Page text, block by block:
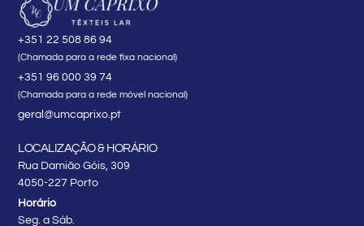
+351 22 508 86 94
(Chamada para a rede fixa nacional)
+351 96 000 39 74
(Chamada para a rede móvel nacional)
geral@umcaprixo.pt
LOCALIZAÇÃO & HORÁRIO
Rua Damião Góis, 309
4050-227 Porto
Horário
Seg. a Sáb.